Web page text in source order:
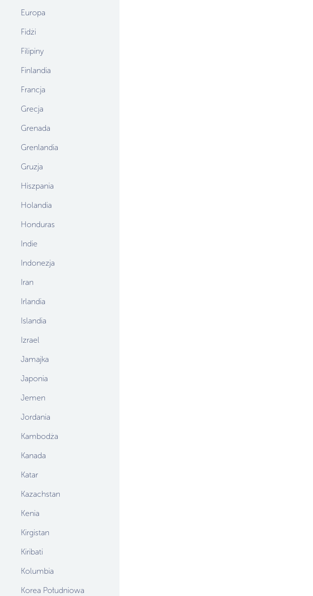
Europa
Fidżi
Filipiny
Finlandia
Francja
Grecja
Grenada
Grenlandia
Gruzja
Hiszpania
Holandia
Honduras
Indie
Indonezja
Iran
Irlandia
Islandia
Izrael
Jamajka
Japonia
Jemen
Jordania
Kambodża
Kanada
Katar
Kazachstan
Kenia
Kirgistan
Kiribati
Kolumbia
Korea Południowa